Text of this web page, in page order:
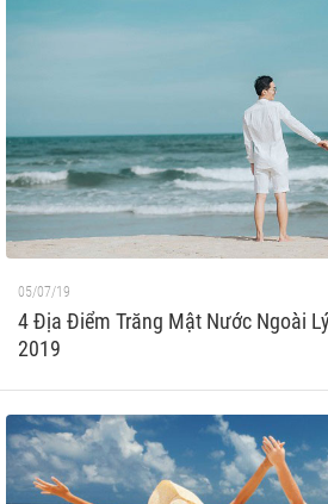
05/07/19
4 Địa Điểm Trăng Mật Nước Ngoài
2019